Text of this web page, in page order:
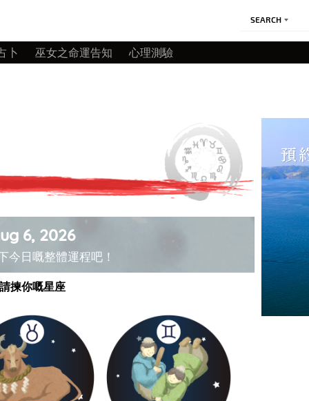
SEARCH
卜 巫女之命運告知 心理測驗
6, 2026
今日嘅整體運程吧！
揀你嘅星座